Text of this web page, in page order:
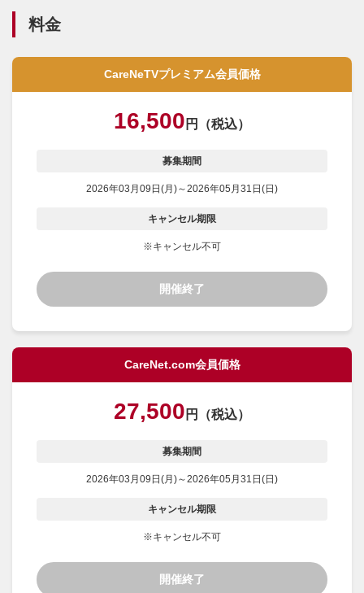
・うし先生、この心不全患者さん一緒に診てくれませんか？
料金
CareNeTVプレミアム会員価格
16,500 円（税込）
募集期間
2026年03月09日(月)～2026年05月31日(日)
キャンセル期限
※キャンセル不可
開催終了
CareNet.com会員価格
27,500 円（税込）
募集期間
2026年03月09日(月)～2026年05月31日(日)
キャンセル期限
※キャンセル不可
開催終了